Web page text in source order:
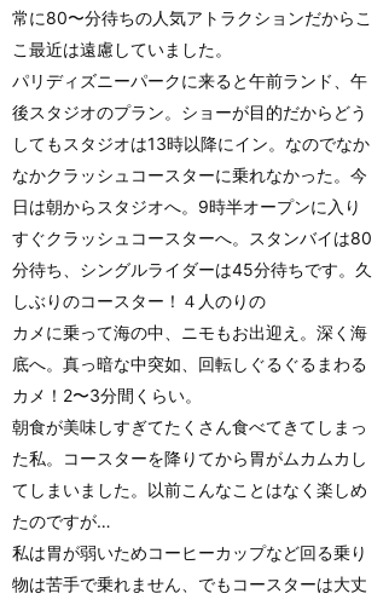
常に80〜分待ちの人気アトラクションだからこ
こ最近は遠慮していました。
パリディズニーパークに来ると午前ランド、午
後スタジオのプラン。ショーが目的だからどう
してもスタジオは13時以降にイン。なのでなか
なかクラッシュコースターに乗れなかった。今
日は朝からスタジオへ。9時半オープンに入り
すぐクラッシュコースターへ。スタンバイは80
分待ち、シングルライダーは45分待ちです。久
しぶりのコースター！４人のりの
カメに乗って海の中、ニモもお出迎え。深く海
底へ。真っ暗な中突如、回転しぐるぐるまわる
カメ！2〜3分間くらい。
朝食が美味しすぎてたくさん食べてきてしまっ
た私。コースターを降りてから胃がムカムカし
てしまいました。以前こんなことはなく楽しめ
たのですが…
私は胃が弱いためコーヒーカップなど回る乗り
物は苦手で乗れません、でもコースターは大丈